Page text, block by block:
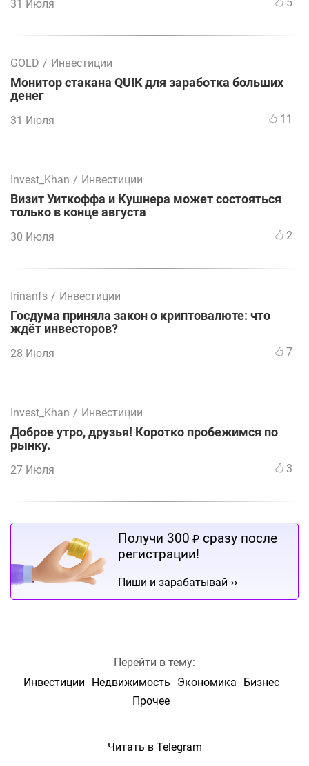
31 Июля
GOLD / Инвестиции
Монитор стакана QUIK для заработка больших
денег
31 Июля 11
Invest_Khan / Инвестиции
Визит Уиткоффа и Кушнера может состояться
только в конце августа
30 Июля 2
Irinanfs / Инвестиции
Госдума приняла закон о криптовалюте: что
ждёт инвесторов?
28 Июля 7
Invest_Khan / Инвестиции
Доброе утро, друзья! Коротко пробежимся по
рынку.
27 Июля 3
Получи 300 ₽ сразу после
регистрации!
Пиши и зарабатывай ››
Перейти в тему:
Инвестиции
Недвижимость Экономика
Бизнес
Прочее
Читать в Telegram